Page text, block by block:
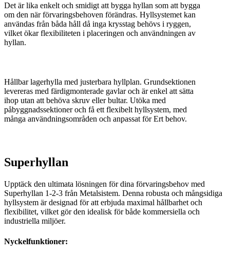
Det är lika enkelt och smidigt att bygga hyllan som att bygga
om den när förvaringsbehoven förändras. Hyllsystemet kan
användas från båda håll då inga krysstag behövs i ryggen,
vilket ökar flexibiliteten i placeringen och användningen av
hyllan.
Hållbar lagerhylla med justerbara hyllplan. Grundsektionen
levereras med färdigmonterade gavlar och är enkel att sätta
ihop utan att behöva skruv eller bultar. Utöka med
påbyggnadssektioner och få ett flexibelt hyllsystem, med
många användningsområden och anpassat för Ert behov.
Superhyllan
Upptäck den ultimata lösningen för dina förvaringsbehov med
Superhyllan 1-2-3 från Metalsistem. Denna robusta och mångsidiga
hyllsystem är designad för att erbjuda maximal hållbarhet och
flexibilitet, vilket gör den idealisk för både kommersiella och
industriella miljöer.
Nyckelfunktioner: